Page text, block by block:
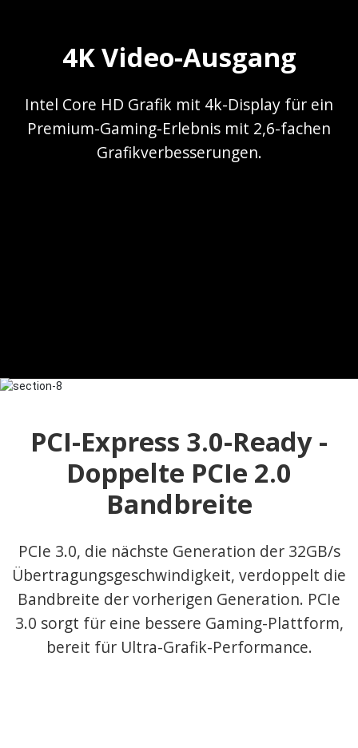
4K Video-Ausgang
Intel Core HD Grafik mit 4k-Display für ein
Premium-Gaming-Erlebnis mit 2,6-fachen
Grafikverbesserungen.
PCI-Express 3.0-Ready -
Doppelte PCIe 2.0
Bandbreite
PCIe 3.0, die nächste Generation der 32GB/s
Übertragungsgeschwindigkeit, verdoppelt die
Bandbreite der vorherigen Generation. PCIe
3.0 sorgt für eine bessere Gaming-Plattform,
bereit für Ultra-Grafik-Performance.